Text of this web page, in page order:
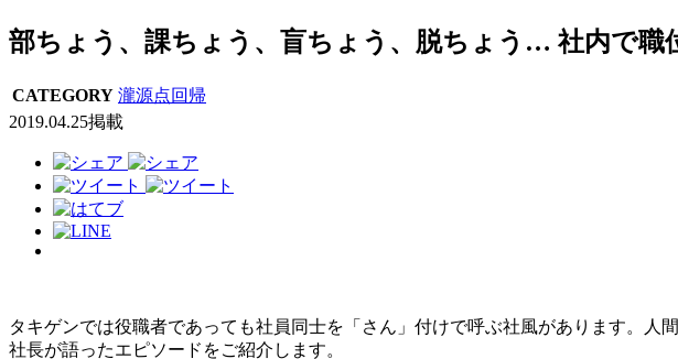
部ちょう、課ちょう、盲ちょう、脱ちょう… 社内で職
CATEGORY 瀧源点回帰
2019.04.25掲載
タキゲンでは役職者であっても社員同士を「さん」付けで呼ぶ社風があります。
社長が語ったエピソードをご紹介します。